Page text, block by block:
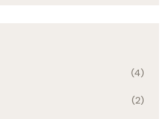
(4)
(2)